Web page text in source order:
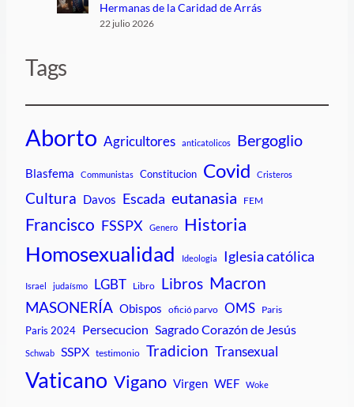
Hermanas de la Caridad de Arrás
22 julio 2026
Tags
Aborto Agricultores anticatolicos Bergoglio
Blasfema Communistas Constitucion Covid Cristeros
Cultura Davos Escada eutanasia FEM
Francisco FSSPX Genero Historia
Homosexualidad Ideologia Iglesia católica
Israel judaísmo LGBT Libro Libros Macron
MASONERÍA Obispos ofició parvo OMS Paris
Paris 2024 Persecucion Sagrado Corazón de Jesús
Schwab SSPX testimonio Tradicion Transexual
Vaticano Vigano Virgen WEF Woke